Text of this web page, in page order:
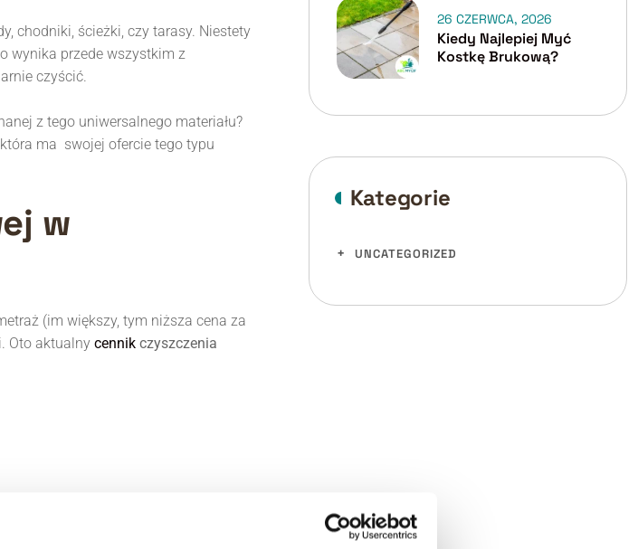
chodniki, ścieżki, czy tarasy. Niestety
wynika przede wszystkim z
czyścić.
z tego uniwersalnego materiału?
ma swojej ofercie tego typu
w
(im większy, tym niższa cena za
Oto aktualny cennik czyszczenia
Kiedy Najlepiej Myć
Kostkę Brukową?
26 CZERWCA, 2026
Kategorie
UNCATEGORIZED